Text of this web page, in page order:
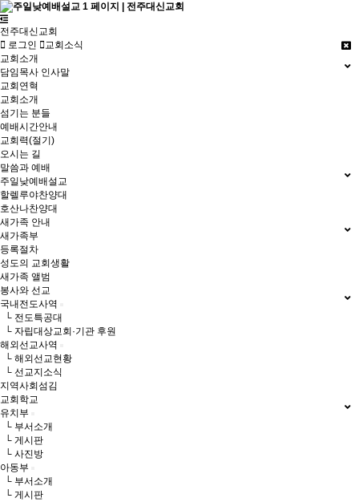
전주대신교회
로그인
교회소식
교회소개
담임목사 인사말
교회연혁
교회소개
섬기는 분들
예배시간안내
교회력(절기)
오시는 길
말씀과 예배
주일낮예배설교
할렐루야찬양대
호산나찬양대
새가족 안내
새가족부
등록절차
성도의 교회생활
새가족 앨범
봉사와 선교
국내전도사역
└ 전도특공대
└ 자립대상교회·기관 후원
해외선교사역
└ 해외선교현황
└ 선교지소식
지역사회섬김
교회학교
유치부
└ 부서소개
└ 게시판
└ 사진방
아동부
└ 부서소개
└ 게시판